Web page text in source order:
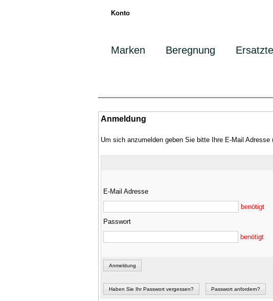
Konto
Marken Beregnung
Anmeldung
Um sich anzumelden geben Sie bitte Ihre E-Mail Adresse
E-Mail Adresse
benötigt
Passwort
benötigt
Anmeldung
Haben Sie Ihr Passwort vergessen? Passwort anfordern?